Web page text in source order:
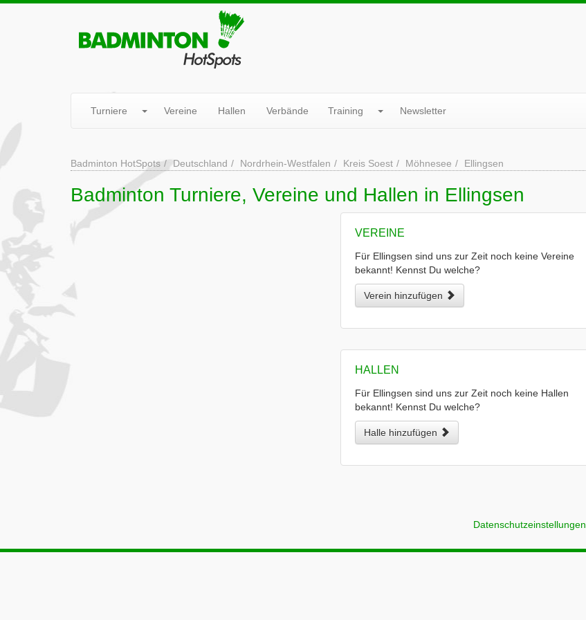
Turniere Vereine Hallen Verbände Training Newsletter
Badminton HotSpots Deutschland Nordrhein-Westfalen Kreis Soest Möhnesee Ellingsen
Badminton Turniere, Vereine und Hallen in Ellingsen
VEREINE
Für Ellingsen sind uns zur Zeit noch keine Vereine
bekannt! Kennst Du welche?
Verein hinzufügen
HALLEN
Für Ellingsen sind uns zur Zeit noch keine Hallen
bekannt! Kennst Du welche?
Halle hinzufügen
Datenschutzeinstellungen